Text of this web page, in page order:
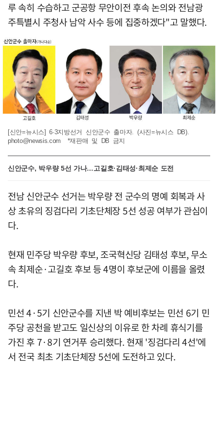
루 속히 수습하고 군공항 무안이전 후속 논의와 전남광
주특별시 주청사 남악 사수 등에 집중하겠다"고 말했다.
[신안=뉴시스] 6·3지방선거 신안군수 출마자. (사진=뉴시스 DB).
photo@newsis.com *재판매 및 DB 금지
신안군수, 박우량 5선 가나…고길호·김태성·최제순 도전
전남 신안군수 선거는 박우량 전 군수의 명예 회복과 사
상 초유의 징검다리 기초단체장 5선 성공 여부가 관심이
다.
현재 민주당 박우량 후보, 조국혁신당 김태성 후보, 무소
속 최제순·고길호 후보 등 4명이 후보군에 이름을 올렸
다.
민선 4·5기 신안군수를 지낸 박 예비후보는 민선 6기 민
주당 공천을 받고도 일신상의 이유로 한 차례 휴식기를
가진 후 7·8기 연거푸 승리했다. 현재 '징검다리 4선'에
서 전국 최초 기초단체장 5선에 도전하고 있다.